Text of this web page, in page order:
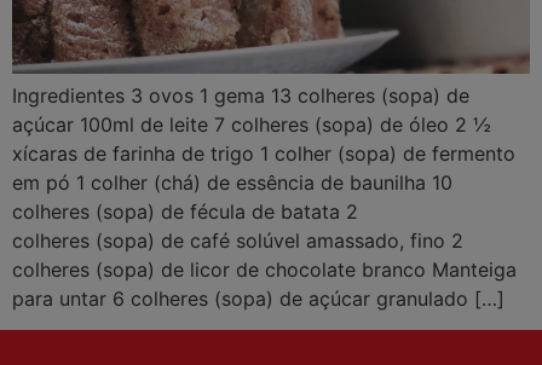
Ingredientes 3 ovos 1 gema 13 colheres (sopa) de
açúcar 100ml de leite 7 colheres (sopa) de óleo 2 ½
xícaras de farinha de trigo 1 colher (sopa) de fermento
em pó 1 colher (chá) de essência de baunilha 10
colheres (sopa) de fécula de batata 2
colheres (sopa) de café solúvel amassado, fino 2
colheres (sopa) de licor de chocolate branco Manteiga
para untar 6 colheres (sopa) de açúcar granulado […]